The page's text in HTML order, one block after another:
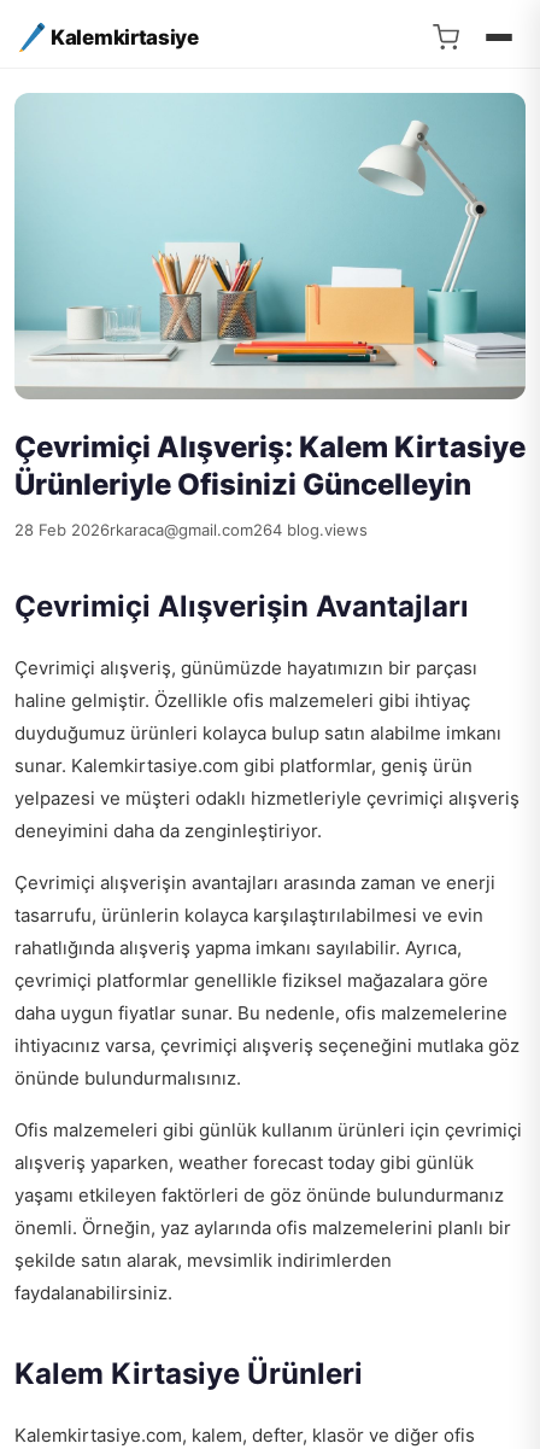
Kalemkirtasiye
Çevrimiçi Alışveriş: Kalem Kirtasiye
Ürünleriyle Ofisinizi Güncelleyin
28 Feb 2026rkaraca@gmail.com264 blog.views
Çevrimiçi Alışverişin Avantajları
Çevrimiçi alışveriş, günümüzde hayatımızın bir parçası
haline gelmiştir. Özellikle ofis malzemeleri gibi ihtiyaç
duyduğumuz ürünleri kolayca bulup satın alabilme imkanı
sunar. Kalemkirtasiye.com gibi platformlar, geniş ürün
yelpazesi ve müşteri odaklı hizmetleriyle çevrimiçi alışveriş
deneyimini daha da zenginleştiriyor.
Çevrimiçi alışverişin avantajları arasında zaman ve enerji
tasarrufu, ürünlerin kolayca karşılaştırılabilmesi ve evin
rahatlığında alışveriş yapma imkanı sayılabilir. Ayrıca,
çevrimiçi platformlar genellikle fiziksel mağazalara göre
daha uygun fiyatlar sunar. Bu nedenle, ofis malzemelerine
ihtiyacınız varsa, çevrimiçi alışveriş seçeneğini mutlaka göz
önünde bulundurmalısınız.
Ofis malzemeleri gibi günlük kullanım ürünleri için çevrimiçi
alışveriş yaparken, weather forecast today gibi günlük
yaşamı etkileyen faktörleri de göz önünde bulundurmanız
önemli. Örneğin, yaz aylarında ofis malzemelerini planlı bir
şekilde satın alarak, mevsimlik indirimlerden
faydalanabilirsiniz.
Kalem Kirtasiye Ürünleri
Kalemkirtasiye.com, kalem, defter, klasör ve diğer ofis